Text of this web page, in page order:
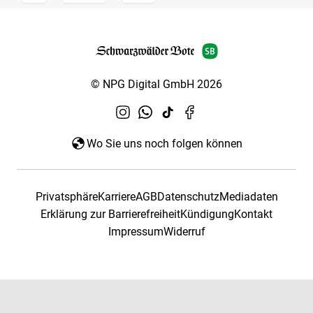
© NPG Digital GmbH 2026
Wo Sie uns noch folgen können
PrivatsphäreKarriereAGBDatenschutzMediadaten
Erklärung zur BarrierefreiheitKündigungKontakt
ImpressumWiderruf